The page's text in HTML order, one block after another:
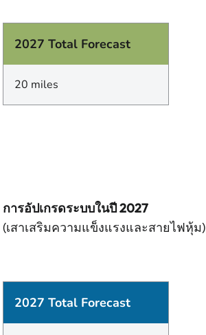
2027 Total Forecast
20 miles
การอัปเกรดระบบในปี 2027
(เสาเสริมความแข็งแรงและสายไฟหุ้ม)
2027 Total Forecast